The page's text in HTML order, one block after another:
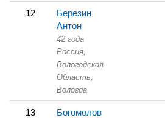
12
Березин
Антон
42 года
Россия,
Вологодская
Область,
Вологда
13
Богомолов